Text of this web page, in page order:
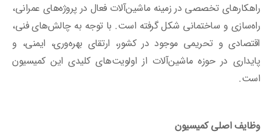
راهکارهای تخصصی در زمینه ماشین‌آلات فعال در پروژه‌های عمرانی،
راه‌سازی و ساختمانی شکل گرفته است. با توجه به چالش‌های فنی،
اقتصادی و تحریمی موجود در کشور، ارتقای بهره‌وری، ایمنی، و
پایداری در حوزه ماشین‌آلات از اولویت‌های کلیدی این کمیسیون
است.
وظایف اصلی کمیسیون